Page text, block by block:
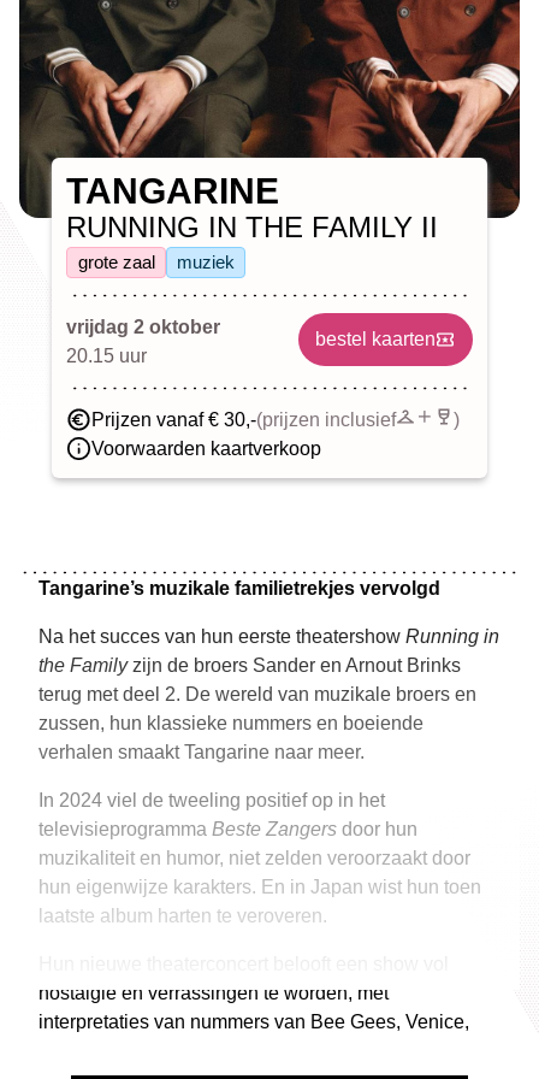
TANGARINE
RUNNING IN THE FAMILY II
grote zaal muziek
vrijdag 2 oktober
20.15 uur
bestel kaarten
Prijzen vanaf € 30,-(prijzen inclusief
)
Voorwaarden kaartverkoop
Tangarine’s muzikale familietrekjes vervolgd
Na het succes van hun eerste theatershow Running in
the Familyzijn de broers Sander en Arnout Brinks
terug met deel 2. De wereld van muzikale broers en
zussen, hun klassieke nummers en boeiende
verhalen smaakt Tangarine naar meer.
In 2024 viel de tweeling positief op in het
televisieprogramma Beste Zangers door hun
muzikaliteit en humor, niet zelden veroorzaakt door
hun eigenwijze karakters. En in Japan wist hun toen
laatste album harten te veroveren.
nostalgie en verrassingen te worden, met
interpretaties van nummers van Bee Gees, Venice,